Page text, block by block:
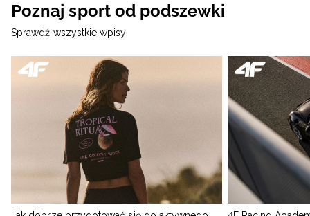
Poznaj sport od podszewki
Sprawdź wszystkie wpisy